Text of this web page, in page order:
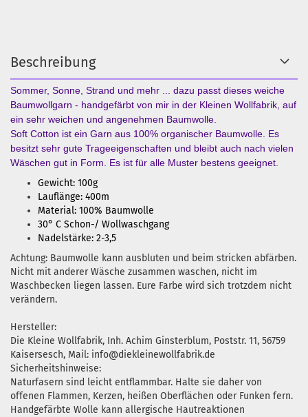
Beschreibung
Sommer, Sonne, Strand und mehr ... dazu passt dieses weiche
Baumwollgarn - handgefärbt von mir in der Kleinen Wollfabrik, auf
ein sehr weichen und angenehmen Baumwolle.
Soft Cotton ist ein Garn aus 100% organischer Baumwolle. Es
besitzt sehr gute Trageeigenschaften und bleibt auch nach vielen
Wäschen gut in Form. Es ist für alle Muster bestens geeignet.
Gewicht: 100g
Lauflänge: 400m
Material: 100% Baumwolle
30° C Schon-/ Wollwaschgang
Nadelstärke: 2-3,5
Achtung: Baumwolle kann ausbluten und beim stricken abfärben.
Nicht mit anderer Wäsche zusammen waschen, nicht im
Waschbecken liegen lassen. Eure Farbe wird sich trotzdem nicht
verändern.
Hersteller:
Die Kleine Wollfabrik, Inh. Achim Ginsterblum, Poststr. 11, 56759
Kaisersesch, Mail: info@diekleinewollfabrik.de
Sicherheitshinweise:
Naturfasern sind leicht entflammbar. Halte sie daher von
offenen Flammen, Kerzen, heißen Oberflächen oder Funken fern.
Handgefärbte Wolle kann allergische Hautreaktionen